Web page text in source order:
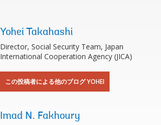
Yohei Takahashi
Director, Social Security Team, Japan
International Cooperation Agency (JICA)
この投稿者による他のブログ YOHEI
Imad N. Fakhoury